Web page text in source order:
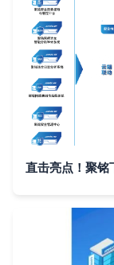
直击亮点！聚铭